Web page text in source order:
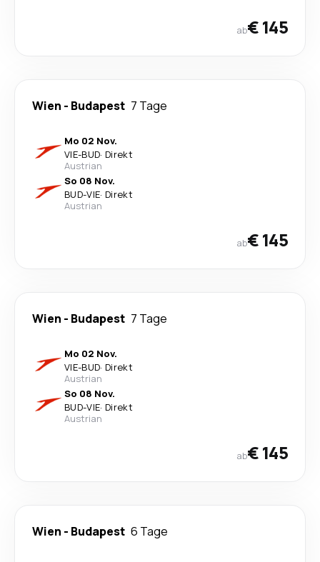
ab€ 145
Wien - Budapest 7 Tage
Mo 02 Nov.
VIE-BUD· Direkt
Austrian
So 08 Nov.
BUD-VIE· Direkt
Austrian
ab€ 145
Wien - Budapest 7 Tage
Mo 02 Nov.
VIE-BUD· Direkt
Austrian
So 08 Nov.
BUD-VIE· Direkt
Austrian
ab€ 145
Wien - Budapest 6 Tage